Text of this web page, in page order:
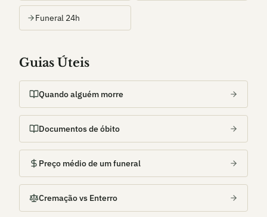
Funeral 24h
Guias Úteis
Quando alguém morre
Documentos de óbito
Preço médio de um funeral
Cremação vs Enterro